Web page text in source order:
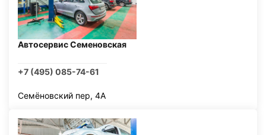
Автосервис Семеновская
+7 (495) 085-74-61
Семёновский пер, 4А